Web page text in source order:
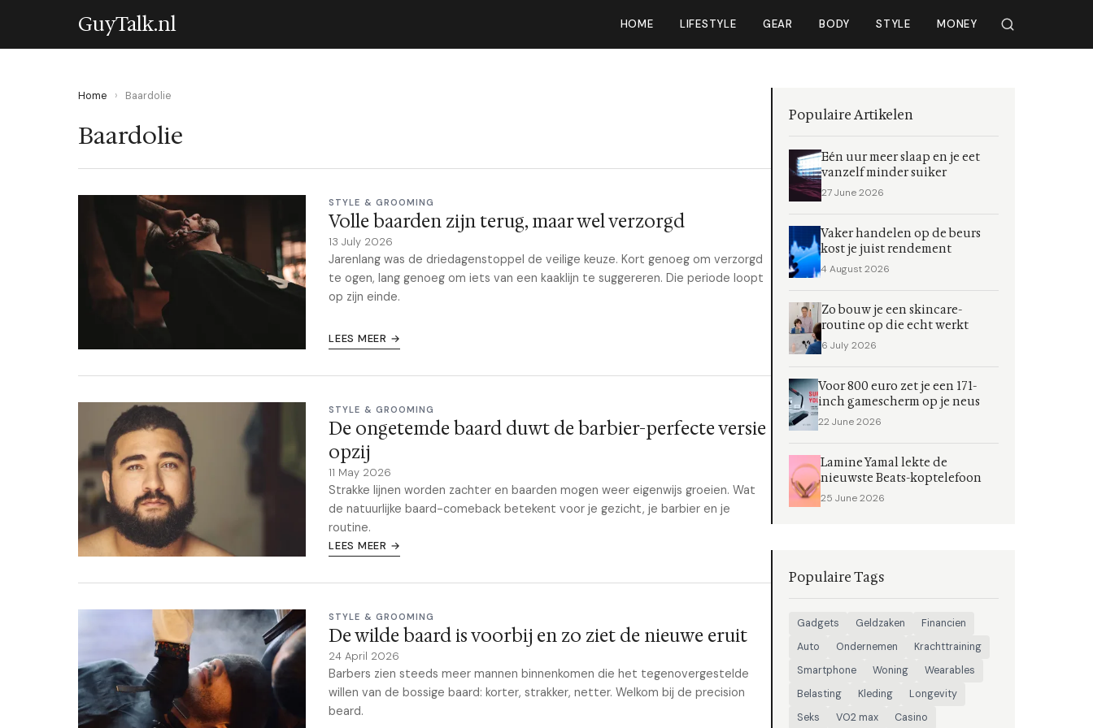
GuyTalk.nl HOME LIFESTYLE GEAR BODY STYLE MONEY
Home › Baardolie
Baardolie
STYLE & GROOMING
Volle baarden zijn terug, maar wel verzorgd
13 July 2026
Jarenlang was de driedagenstoppel de veilige keuze. Kort genoeg om verzorgd
te ogen, lang genoeg om iets van een kaaklijn te suggereren. Die periode loopt
op zijn einde.
LEES MEER →
STYLE & GROOMING
De ongetemde baard duwt de barbier-perfecte versie
opzij
11 May 2026
Strakke lijnen worden zachter en baarden mogen weer eigenwijs groeien. Wat
de natuurlijke baard-comeback betekent voor je gezicht, je barbier en je
routine.
LEES MEER →
STYLE & GROOMING
De wilde baard is voorbij en zo ziet de nieuwe eruit
24 April 2026
Barbers zien steeds meer mannen binnenkomen die het tegenovergestelde
willen van de bossige baard: korter, strakker, netter. Welkom bij de precision
beard.
Populaire Artikelen
Eén uur meer slaap en je eet
vanzelf minder suiker
27 June 2026
Vaker handelen op de beurs
kost je juist rendement
4 August 2026
Zo bouw je een skincare-
routine op die echt werkt
6 July 2026
Voor 800 euro zet je een 171-
inch gamescherm op je neus
22 June 2026
Lamine Yamal lekte de
nieuwste Beats-koptelefoon
25 June 2026
Populaire Tags
Gadgets Geldzaken
Financien
Auto
Ondernemen
Krachttraining
Smartphone
Woning
Wearables
Belasting
Kleding
Longevity
Seks
VO2 max Casino